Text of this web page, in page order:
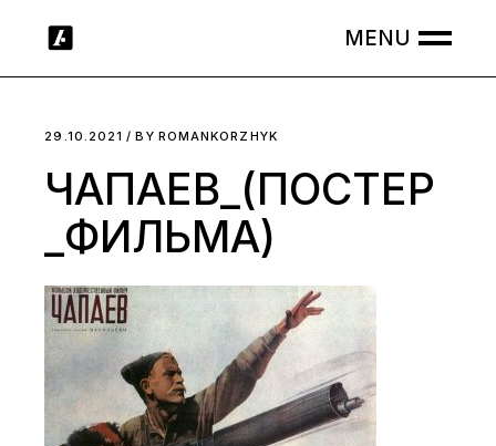
29.10.2021 BY ROMANKORZHYK
ЧАПАЕВ_(ПОСТЕР
_ФИЛЬМА)